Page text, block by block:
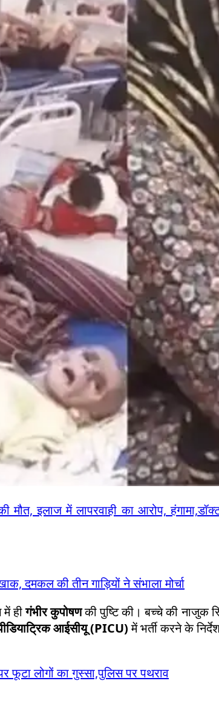
इलाज में लापरवाही का आरोप,
दमकल की तीन गाड़ियों ने संभाला मोर्चा
में हीगंभीर कुपोषणकी पुष्टि की। बच्चे की नाजुक
आईसीयू (PICU)में भर्ती करने के
फूटा लोगों का गुस्सा,पुलिस पर पथराव